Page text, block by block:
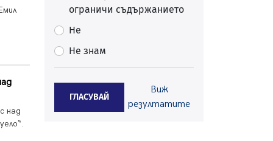
над
Перник
Вече няма чакащи с години за
присъединяване към мрежата на
05.08.2026, 11:22
След сигнали: Санкции за шумни
младежи и предупреждения
ограничи съдържанието
Не
Не знам
ГЛАСУВАЙ
Виж
резултатите